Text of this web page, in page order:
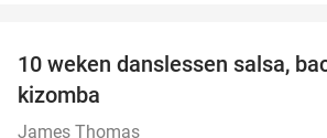
10 weken danslessen salsa,
kizomba
James Thomas